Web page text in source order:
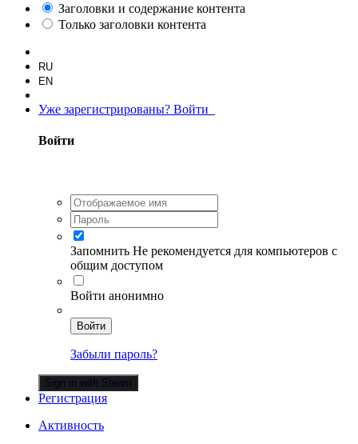
Заголовки и содержание контента
Только заголовки контента
RU
EN
Уже зарегистрированы? Войти
Войти
Запомнить Не рекомендуется для компьютеров с
общим доступом
Войти анонимно
Войти
Забыли пароль?
Sign in with Steam
Регистрация
Активность